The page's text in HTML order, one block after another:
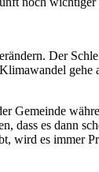
Der
Gemeinde
es dann
es immer